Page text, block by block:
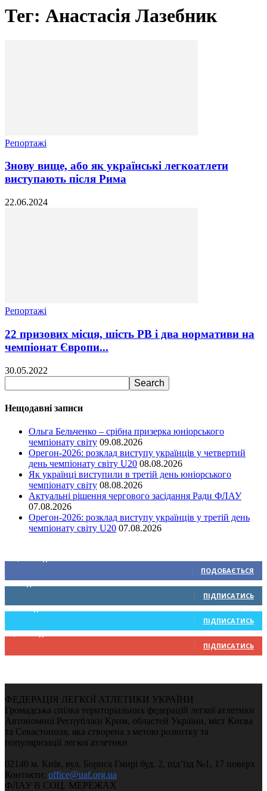
Тег: Анастасія Лазебник
Репортажі
Знову вище, або як українські легкоатлети
виступають після Рима
22.06.2024
Репортажі
22 призових місця, шість РВ і два нормативи на
чемпіонат Європи...
30.05.2022
Нещодавні записи
Ольга Бельченко – срібна призерка юніорського
чемпіонату світу 09.08.2026
Орегон-2026: розклад виступу українців у четвертий
день чемпіонату світу U20 08.08.2026
Як українці виступили в третій день юніорського
чемпіонату світу 08.08.2026
Актуальні рішення чергового засідання Ради ФЛАУ
07.08.2026
Орегон-2026: розклад виступу українців у третій день
чемпіонату світу U20 07.08.2026
ПОДОБАЄТЬСЯ
0 Підписників
ПІДПИСАТИСЬ
234 Підписників
ПІДПИСАТИСЬ
9,370 Підписників
ПІДПИСАТИСЬ
ФЕДЕРАЦІЯ ЛЕГКОЇ АТЛЕТИКИ УКРАЇНИ
Громадська спілка територіальних федерацій легкої атлетики
Автономної Республіки Крим, областей України, міст Києва
та Севастополя, яка створена з метою розвитку та
популяризації легкої атлетики
02140 м. Київ, вул. Бориса Гмирі буд. 2, під’їзд №1, 17 поверх
Контакти: office@uaf.org.ua
ФЛАУ В СОЦ. МЕРЕЖАХ